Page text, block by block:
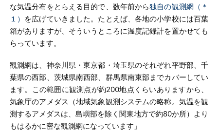
な気温分布をとらえる目的で、数年前から独自の観測網（＊
１） を広げていきました。たとえば、各地の小学校には百葉
箱がありますが、そういうところに温度記録計を置かせても
らっています。
観測網は、神奈川県・東京都・埼玉県のそれぞれ平野部、千
葉県の西部、茨城県南西部、群馬県南東部までカバーしてい
ます。この範囲に観測点が約200地点くらいありますから、
気象庁のアメダス（地域気象観測システムの略称。気温を観
測するアメダスは、島嶼部を除く関東地方で約80か所）より
もはるかに密な観測網になっています」